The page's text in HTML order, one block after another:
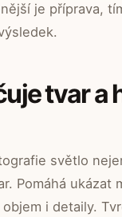
je příprava,
tvar a
světlo
Pomáhá ukázat
i detaily.